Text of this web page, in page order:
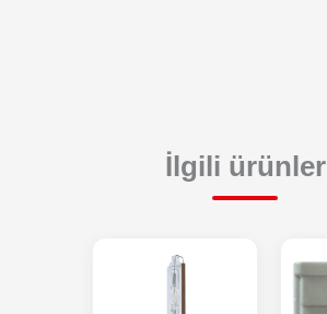
İlgili ürünler